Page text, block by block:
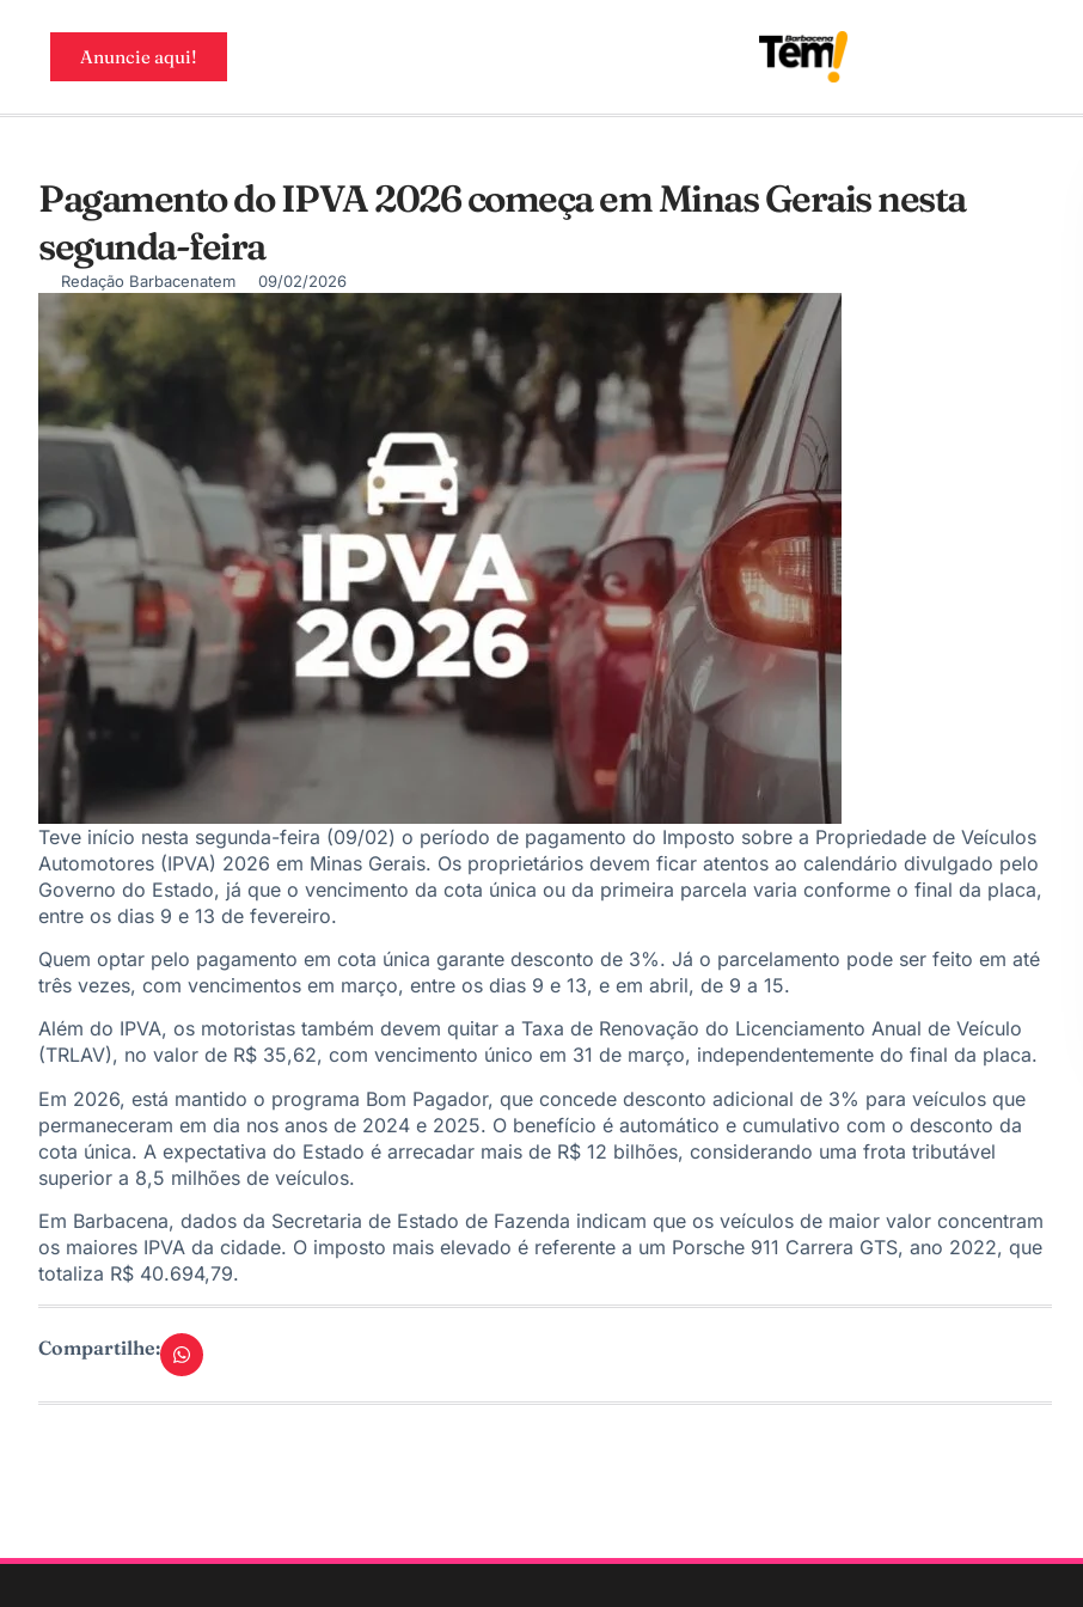
Anuncie aqui!
Pagamento do IPVA 2026 começa em Minas Gerais nesta
segunda-feira
Redação Barbacenatem 09/02/2026
Teve início nesta segunda-feira (09/02) o período de pagamento do Imposto sobre a Propriedade de Veículos
Automotores (IPVA) 2026 em Minas Gerais. Os proprietários devem ficar atentos ao calendário divulgado pelo
Governo do Estado, já que o vencimento da cota única ou da primeira parcela varia conforme o final da placa,
entre os dias 9 e 13 de fevereiro.
Quem optar pelo pagamento em cota única garante desconto de 3%. Já o parcelamento pode ser feito em até
três vezes, com vencimentos em março, entre os dias 9 e 13, e em abril, de 9 a 15.
Além do IPVA, os motoristas também devem quitar a Taxa de Renovação do Licenciamento Anual de Veículo
(TRLAV), no valor de R$ 35,62, com vencimento único em 31 de março, independentemente do final da placa.
Em 2026, está mantido o programa Bom Pagador, que concede desconto adicional de 3% para veículos que
permaneceram em dia nos anos de 2024 e 2025. O benefício é automático e cumulativo com o desconto da
cota única. A expectativa do Estado é arrecadar mais de R$ 12 bilhões, considerando uma frota tributável
superior a 8,5 milhões de veículos.
Em Barbacena, dados da Secretaria de Estado de Fazenda indicam que os veículos de maior valor concentram
os maiores IPVA da cidade. O imposto mais elevado é referente a um Porsche 911 Carrera GTS, ano 2022, que
totaliza R$ 40.694,79.
Compartilhe: